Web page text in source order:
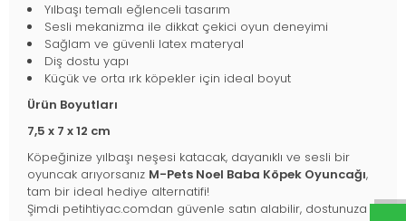
Yılbaşı temalı eğlenceli tasarım
Sesli mekanizma ile dikkat çekici oyun deneyimi
Sağlam ve güvenli latex materyal
Diş dostu yapı
Küçük ve orta ırk köpekler için ideal boyut
Ürün Boyutları
7,5 x 7 x 12 cm
Köpeğinize yılbaşı neşesi katacak, dayanıklı ve sesli bir
oyuncak arıyorsanız M-Pets Noel Baba Köpek Oyuncağı,
tam bir ideal hediye alternatifi!
Şimdi petihtiyac.comdan güvenle satın alabilir, dostunuza